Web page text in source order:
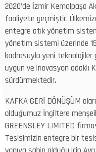
2020’de İzmir Kemalpaşa
faaliyete geçmiştir.
entegre atık yönetim
yönetim sistemi üzerinde
kadrosuyla yeni teknolojiler
uygun ve inovasyon odaklı
sürdürmektedir.
KAFKA GERİ DÖNÜŞÜM
olduğumuz İngiltere
GREENSLEY LIMITED
Tesisimizin entegre bir